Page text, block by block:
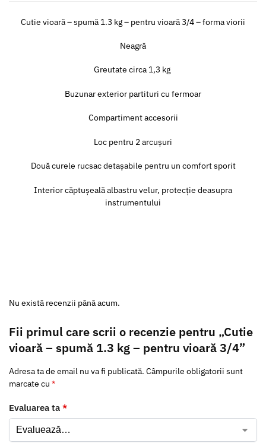
Cutie vioară – spumă 1.3 kg – pentru vioară 3/4 – forma viorii
Neagră
Greutate circa 1,3 kg
Buzunar exterior partituri cu fermoar
Compartiment accesorii
Loc pentru 2 arcușuri
Două curele rucsac detașabile pentru un comfort sporit
Interior căptușeală albastru velur, protecție deasupra
instrumentului
Nu există recenzii până acum.
Fii primul care scrii o recenzie pentru „Cutie
vioară – spumă 1.3 kg – pentru vioară 3/4”
Adresa ta de email nu va fi publicată. Câmpurile obligatorii sunt
marcate cu *
Evaluarea ta *